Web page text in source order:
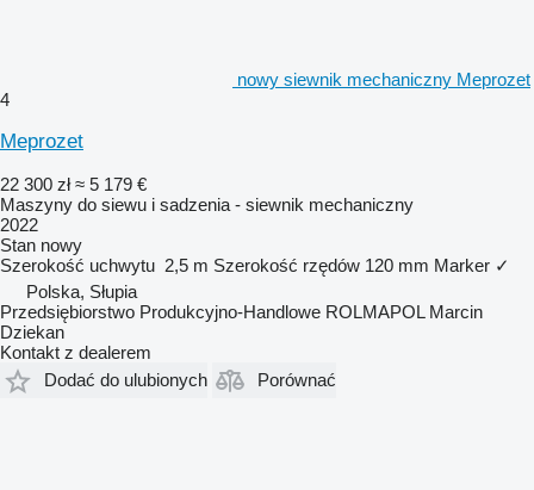
nowy siewnik mechaniczny Meprozet
4
Meprozet
22 300 zł ≈ 5 179 €
Maszyny do siewu i sadzenia - siewnik mechaniczny
2022
Stan nowy
Szerokość uchwytu 2,5 m Szerokość rzędów 120 mm Marker ✓
Polska, Słupia
Przedsiębiorstwo Produkcyjno-Handlowe ROLMAPOL Marcin
Dziekan
Kontakt z dealerem
Dodać do ulubionych
Porównać